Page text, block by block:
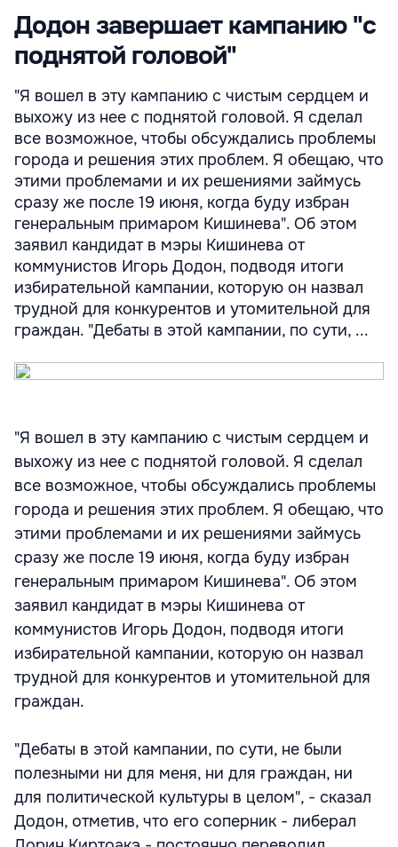
Додон завершает кампанию "с
поднятой головой"
"Я вошел в эту кампанию с чистым сердцем и
выхожу из нее с поднятой головой. Я сделал
все возможное, чтобы обсуждались проблемы
города и решения этих проблем. Я обещаю, что
этими проблемами и их решениями займусь
сразу же после 19 июня, когда буду избран
генеральным примаром Кишинева". Об этом
заявил кандидат в мэры Кишинева от
коммунистов Игорь Додон, подводя итоги
избирательной кампании, которую он назвал
трудной для конкурентов и утомительной для
граждан. "Дебаты в этой кампании, по сути, ...
"Я вошел в эту кампанию с чистым сердцем и
выхожу из нее с поднятой головой. Я сделал
все возможное, чтобы обсуждались проблемы
города и решения этих проблем. Я обещаю, что
этими проблемами и их решениями займусь
сразу же после 19 июня, когда буду избран
генеральным примаром Кишинева". Об этом
заявил кандидат в мэры Кишинева от
коммунистов Игорь Додон, подводя итоги
избирательной кампании, которую он назвал
трудной для конкурентов и утомительной для
граждан.
"Дебаты в этой кампании, по сути, не были
полезными ни для меня, ни для граждан, ни
для политической культуры в целом", - сказал
Додон, отметив, что его соперник - либерал